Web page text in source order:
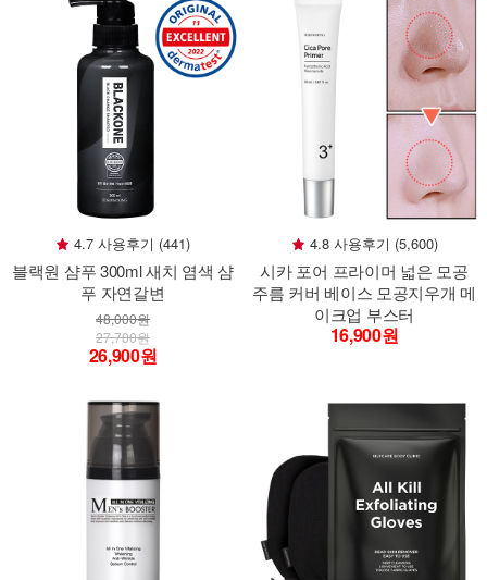
4.7 사용후기 (441)
블랙원 샴푸 300ml 새치 염색 샴
푸 자연갈변
48,000원
27,700원
26,900원
4.8 사용후기 (5,600)
시카 포어 프라이머 넓은 모공
주름 커버 베이스 모공지우개 메
이크업 부스터
16,900원